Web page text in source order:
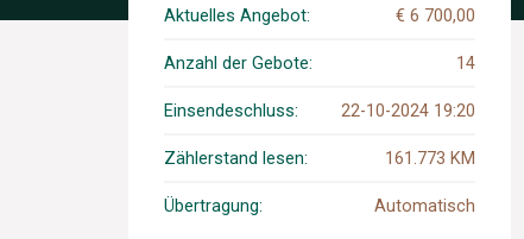
Aktuelles Angebot: € 6 700,00
Anzahl der Gebote: 14
Einsendeschluss: 22-10-2024 19:20
Zählerstand lesen: 161.773 KM
Übertragung: Automatisch